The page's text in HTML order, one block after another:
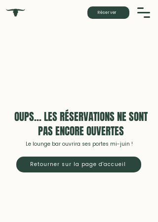
Réserver
OUPS… LES RÉSERVATIONS NE SONT
PAS ENCORE OUVERTES
Le lounge bar ouvrira ses portes mi-juin !
Retourner sur la page d'accueil